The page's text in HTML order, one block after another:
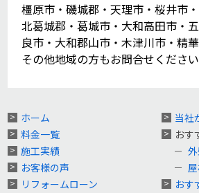
橿原市・磯城郡・天理市・桜井市
北葛城郡・葛城市・大和高田市・
良市・大和郡山市・木津川市・精
その他地域の方もお問合せください
ホーム
料金一覧
施工実績
お客様の声
リフォームローン
当社
おす
おす